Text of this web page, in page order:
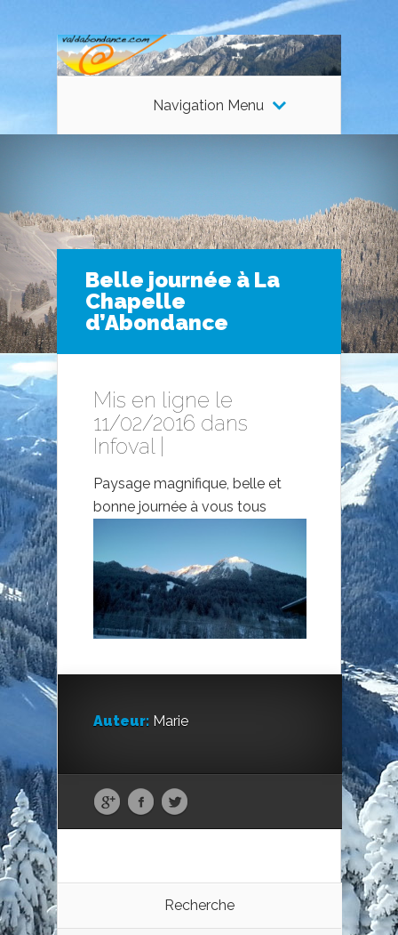
Navigation Menu
Belle journée à La
Chapelle
d’Abondance
Mis en ligne le
11/02/2016 dans
Infoval
Paysage magnifique, belle et
bonne journée à vous tous
Auteur: Marie
Recherche